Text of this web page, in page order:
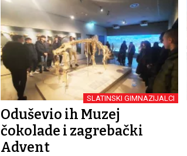
SLATINSKI GIMNAZIJALCI
Oduševio ih Muzej
čokolade i zagrebački
Advent